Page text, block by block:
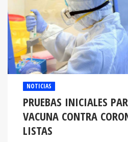
NOTICIAS
PRUEBAS INICIALES
VACUNA CONTRA
LISTAS